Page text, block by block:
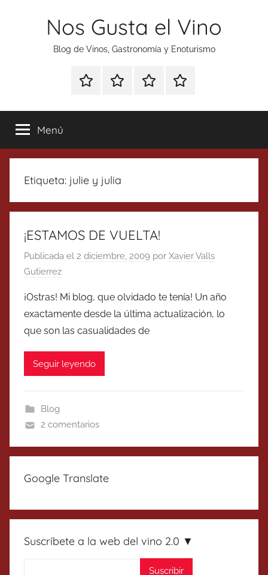
Nos Gusta el Vino
Blog de Vinos, Gastronomía y Enoturismo
Especial
Tonics
Enoturismo
Gastronomía
RankingContacto
Menú
Etiqueta: julie y julia
¡ESTAMOS DE VUELTA!
Publicada el 2 diciembre, 2009 por Xavier Valls
Gutierrez
¡Ostras! Mi blog, que olvidado te tenía! Un año
exactamente desde la última actualización, lo
que son las casualidades de
Seguir leyendo
Blog
2 comentarios
Google Translate
Suscríbete a la web del vino 2.0 ▼